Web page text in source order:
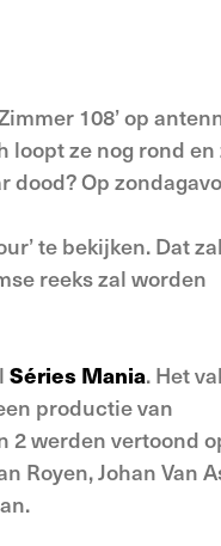
108’ op
loopt ze nog rond
dood? Op
te bekijken. Dat zal
reeks zal worden
Séries Mania. Het
productie van
2 werden vertoond
Royen, Johan Van